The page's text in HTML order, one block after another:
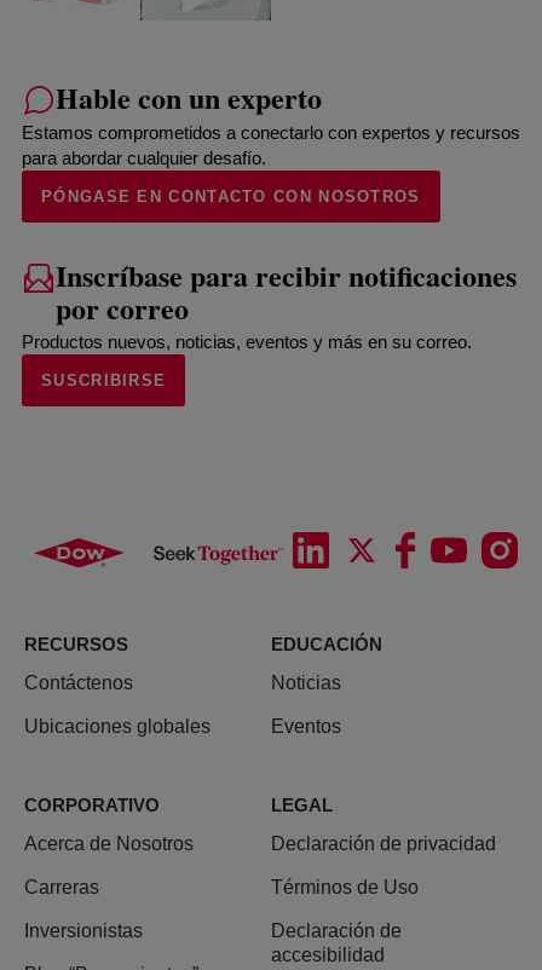
Hable con un experto
Estamos comprometidos a conectarlo con expertos y recursos
para abordar cualquier desafío.
PÓNGASE EN CONTACTO CON NOSOTROS
Inscríbase para recibir notificaciones
por correo
Productos nuevos, noticias, eventos y más en su correo.
SUSCRIBIRSE
RECURSOS
Contáctenos
Ubicaciones globales
EDUCACIÓN
Noticias
Eventos
CORPORATIVO
Acerca de Nosotros
Carreras
Inversionistas
LEGAL
Declaración de privacidad
Términos de Uso
Declaración de
accesibilidad